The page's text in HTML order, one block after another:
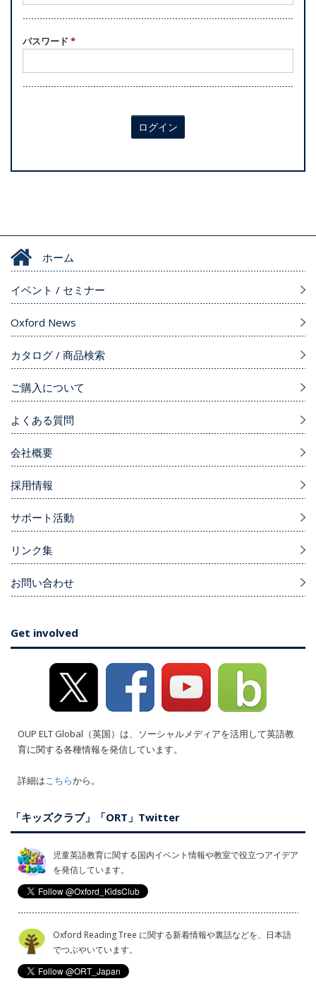
パスワード *
ログイン
ホーム
イベント / セミナー
Oxford News
カタログ / 商品検索
ご購入について
よくある質問
会社概要
採用情報
サポート活動
リンク集
お問い合わせ
Get involved
OUP ELT Global（英国）は、ソーシャルメディアを活用して英語教
育に関する各種情報を発信しています。
詳細はこちらから。
「キッズクラブ」「ORT」Twitter
児童英語教育に関する国内イベント情報や教室で役立つアイデア
を発信しています。
Oxford Reading Tree に関する新着情報や裏話などを、日本語
でつぶやいています。